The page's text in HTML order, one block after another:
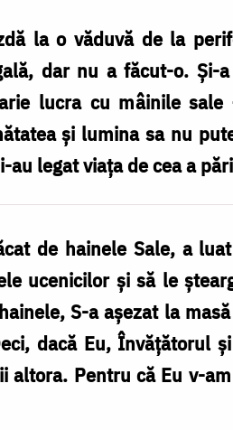
la o văduvă de la
dar nu a făcut-o. Și-
lucra cu mâinile
și lumina sa nu
legat viața de cea a
de hainele Sale, a
ucenicilor și să le
S-a așezat la
dacă Eu, Învățătorul
Pentru că Eu v-